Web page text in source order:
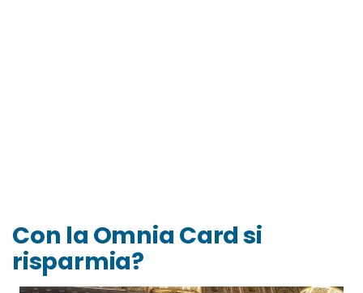
Con la Omnia Card si
risparmia?